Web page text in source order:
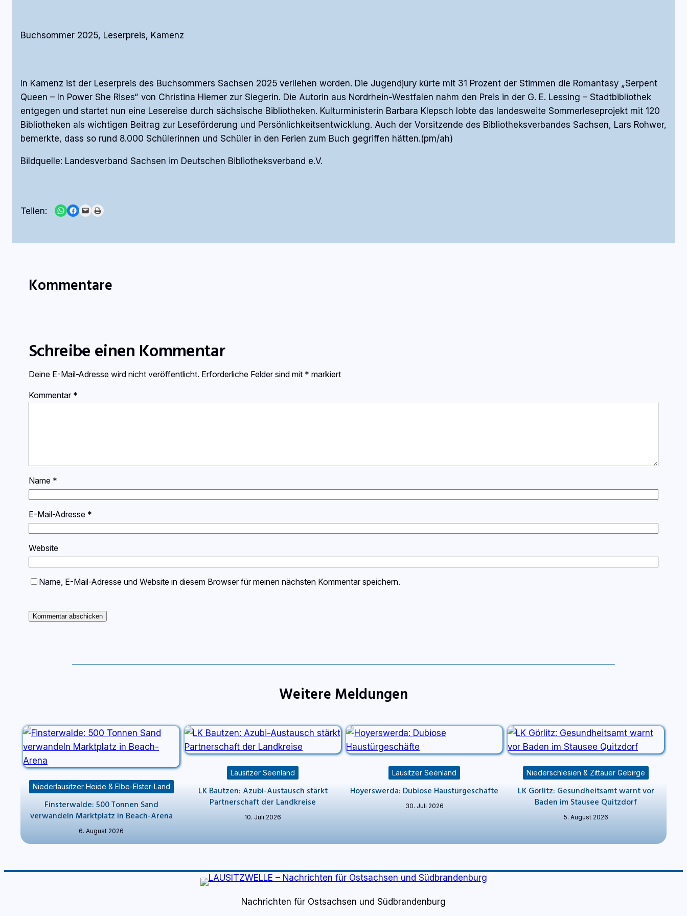
Buchsommer 2025, Leserpreis, Kamenz
In Kamenz ist der Leserpreis des Buchsommers Sachsen 2025 verliehen worden. Die Jugendjury kürte mit 31 Prozent der Stimmen die Romantasy „Serpent
Queen – In Power She Rises“ von Christina Hiemer zur Siegerin. Die Autorin aus Nordrhein-Westfalen nahm den Preis in der G. E. Lessing – Stadtbibliothek
entgegen und startet nun eine Lesereise durch sächsische Bibliotheken. Kulturministerin Barbara Klepsch lobte das landesweite Sommerleseprojekt mit 120
Bibliotheken als wichtigen Beitrag zur Leseförderung und Persönlichkeitsentwicklung. Auch der Vorsitzende des Bibliotheksverbandes Sachsen, Lars Rohwer,
bemerkte, dass so rund 8.000 Schülerinnen und Schüler in den Ferien zum Buch gegriffen hätten.(pm/ah)
Bildquelle: Landesverband Sachsen im Deutschen Bibliotheksverband e.V.
Teilen: Share on WhatsApp
Share on Facebook
Email this PagePrint this Page
Kommentare
Schreibe einen Kommentar
Deine E-Mail-Adresse wird nicht veröffentlicht. Erforderliche Felder sind mit * markiert
Kommentar *
Name *
E-Mail-Adresse *
Website
Name, E-Mail-Adresse und Website in diesem Browser für meinen nächsten Kommentar speichern.
Weitere Meldungen
Niederlausitzer Heide & Elbe-Elster-Land
Finsterwalde: 500 Tonnen Sand
verwandeln Marktplatz in Beach-Arena
6. August 2026
Lausitzer Seenland
LK Bautzen: Azubi-Austausch stärkt
Partnerschaft der Landkreise
10. Juli 2026
Lausitzer Seenland
Hoyerswerda: Dubiose Haustürgeschäfte
30. Juli 2026
Niederschlesien & Zittauer Gebirge
LK Görlitz: Gesundheitsamt warnt vor
Baden im Stausee Quitzdorf
5. August 2026
Nachrichten für Ostsachsen und Südbrandenburg